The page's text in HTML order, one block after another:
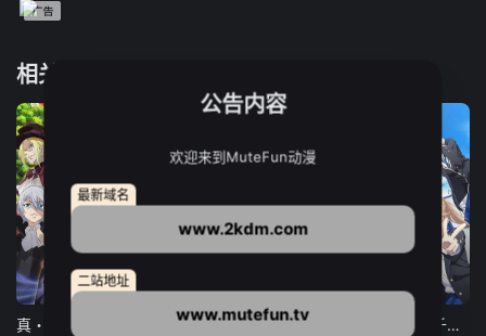
相关推荐
12集全
东京猫猫 NEW～♡ 弹珠汽水瓶里的千岁同学
公告内容
欢迎来到MuteFun动漫
最新域名
www.2kdm.com
二站地址
www.mutefun.tv